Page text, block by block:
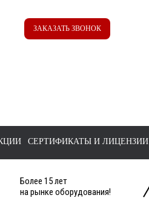
ЗАКАЗАТЬ ЗВОНОК
СЕРТИФИКАТЫ И ЛИЦЕНЗИИ
Более 15 лет
на рынке оборудования!